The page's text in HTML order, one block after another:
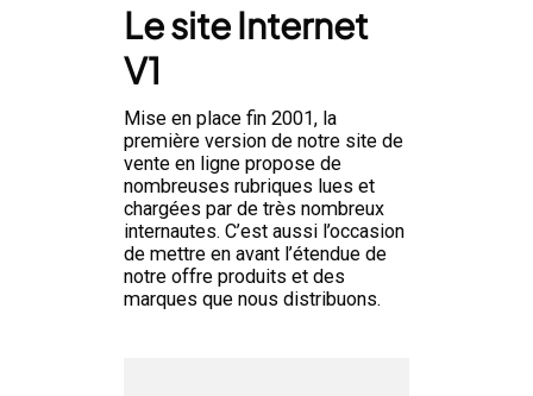
Le site Internet
V1
Mise en place fin 2001, la
première version de notre site de
vente en ligne propose de
nombreuses rubriques lues et
chargées par de très nombreux
internautes. C’est aussi l’occasion
de mettre en avant l’étendue de
notre offre produits et des
marques que nous distribuons.